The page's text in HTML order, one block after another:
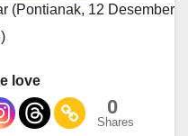
(Pontianak, 12 Desember
love
0
Shares